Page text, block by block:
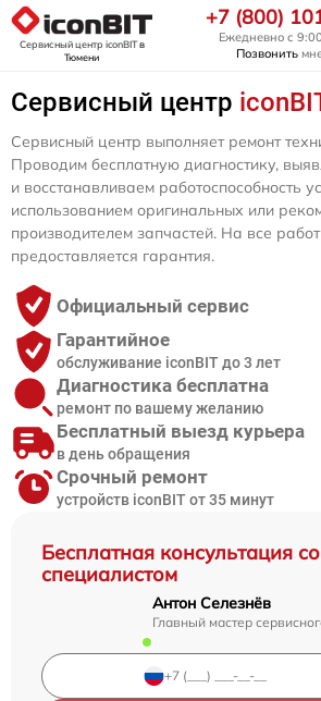
Сервисный центр iconBITв
Тюмени
+7 (800)
Ежедневно с
Позвонить
Сервисный центр
Бесплатная консультация со
специалистом
Антон Селезнёв
Главный мастер
Сервисный центр выполняет ремонт
Проводим бесплатную диагностику,
и восстанавливаем работоспособность
использованием оригинальных или
производителем запчастей. На все
предоставляется гарантия.
Официальный сервис
Гарантийное
обслуживание iconBIT до 3 лет
Диагностика бесплатна
ремонт по вашему желанию
Бесплатный выезд курьера
в день обращения
Срочный ремонт
устройств iconBIT от 35 минут